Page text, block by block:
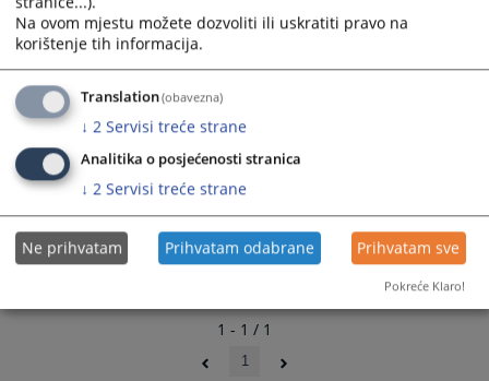
shortcuts
for
changing
dates.
shortcuts
for
changing
dates.
1 - 1 / 1
1
Na ovom mjestu možete dozvoliti ili uskratiti pravo na
korištenje tih informacija.
Translation(obavezna)
↓ 2 Servisi treće strane
Analitika o posjećenosti stranica
↓ 2 Servisi treće strane
Ne prihvatam Prihvatam odabrane Prihvatam sve
Pokreće Klaro!